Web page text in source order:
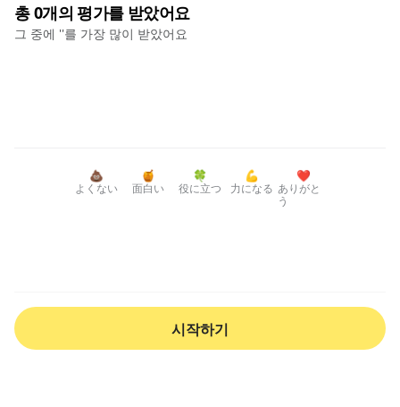
총0개의 평가를 받았어요
그 중에 ''를 가장 많이 받았어요
💩
よくない
🍯
面白い
🍀
役に立つ
💪
力になる
❤️
ありがと
う
시작하기